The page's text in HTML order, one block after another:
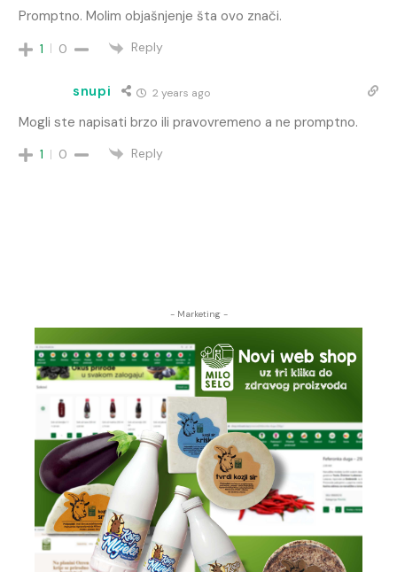
Promptno. Molim objašnjenje šta ovo znači.
1 0 Reply
snupi 2 years ago
Mogli ste napisati brzo ili pravovremeno a ne promptno.
1 0 Reply
- Marketing -